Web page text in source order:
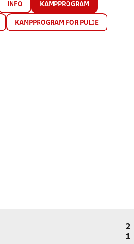
INFO KAMPPROGRAM
KAMPPROGRAM FOR PULJE
2
1